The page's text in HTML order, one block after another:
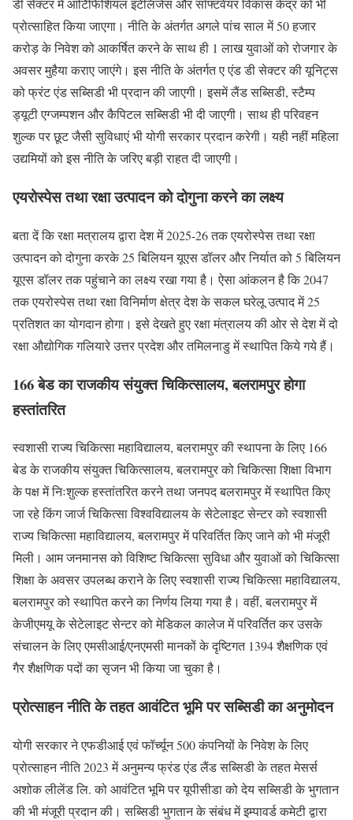
डी सेक्टर में आर्टिफिशियल इंटेलिजेंस और सॉफ्टवेयर विकास केंद्र को भी
प्रोत्साहित किया जाएगा। नीति के अंतर्गत अगले पांच साल में 50 हजार
करोड़ के निवेश को आकर्षित करने के साथ ही 1 लाख युवाओं को रोजगार के
अवसर मुहैया कराए जाएंगे। इस नीति के अंतर्गत ए एंड डी सेक्टर की यूनिट्स
को फ्रंट एंड सब्सिडी भी प्रदान की जाएगी। इसमें लैंड सब्सिडी, स्टैम्प
ड्यूटी एग्जम्पशन और कैपिटल सब्सिडी भी दी जाएगी। साथ ही परिवहन
शुल्क पर छूट जैसी सुविधाएं भी योगी सरकार प्रदान करेगी। यही नहीं महिला
उद्यमियों को इस नीति के जरिए बड़ी राहत दी जाएगी।
एयरोस्पेस तथा रक्षा उत्पादन को दोगुना करने का लक्ष्य
बता दें कि रक्षा मत्रालय द्वारा देश में 2025-26 तक एयरोस्पेस तथा रक्षा
उत्पादन को दोगुना करके 25 बिलियन यूएस डॉलर और निर्यात को 5 बिलियन
यूएस डॉलर तक पहुंचाने का लक्ष्य रखा गया है। ऐसा आंकलन है कि 2047
तक एयरोस्पेस तथा रक्षा विनिर्माण क्षेत्र देश के सकल घरेलू उत्पाद में 25
प्रतिशत का योगदान होगा। इसे देखते हुए रक्षा मंत्रालय की ओर से देश में दो
रक्षा औद्योगिक गलियारे उत्तर प्रदेश और तमिलनाडु में स्थापित किये गये हैं।
166 बेड का राजकीय संयुक्त चिकित्सालय, बलरामपुर होगा
हस्तांतरित
स्वशासी राज्य चिकित्सा महाविद्यालय, बलरामपुर की स्थापना के लिए 166
बेड के राजकीय संयुक्त चिकित्सालय, बलरामपुर को चिकित्सा शिक्षा विभाग
के पक्ष में निःशुल्क हस्तांतरित करने तथा जनपद बलरामपुर में स्थापित किए
जा रहे किंग जार्ज चिकित्सा विश्वविद्यालय के सेटेलाइट सेन्टर को स्वशासी
राज्य चिकित्सा महाविद्यालय, बलरामपुर में परिवर्तित किए जाने को भी मंजूरी
मिली। आम जनमानस को विशिष्ट चिकित्सा सुविधा और युवाओं को चिकित्सा
शिक्षा के अवसर उपलब्ध कराने के लिए स्वशासी राज्य चिकित्सा महाविद्यालय,
बलरामपुर को स्थापित करने का निर्णय लिया गया है। वहीं, बलरामपुर में
केजीएमयू के सेटेलाइट सेन्टर को मेडिकल कालेज में परिवर्तित कर उसके
संचालन के लिए एमसीआई/एनएमसी मानकों के दृष्टिगत 1394 शैक्षणिक एवं
गैर शैक्षणिक पदों का सृजन भी किया जा चुका है।
प्रोत्साहन नीति के तहत आवंटित भूमि पर सब्सिडी का अनुमोदन
योगी सरकार ने एफडीआई एवं फॉर्च्यून 500 कंपनियों के निवेश के लिए
प्रोत्साहन नीति 2023 में अनुमन्य फ्रंड एंड लैंड सब्सिडी के तहत मेसर्स
अशोक लीलेंड लि. को आवंटित भूमि पर यूपीसीडा को देय सब्सिडी के भुगतान
की भी मंजूरी प्रदान की। सब्सिडी भुगतान के संबंध में इम्पावर्ड कमेटी द्वारा